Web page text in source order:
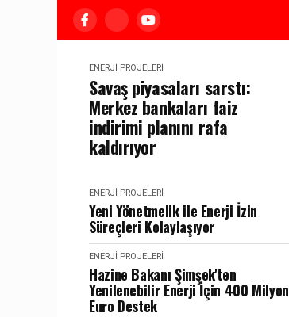
ENERJI PROJELERI
Savaş piyasaları sarstı:
Merkez bankaları faiz
indirimi planını rafa
kaldırıyor
ENERJI PROJELERI
Yeni Yönetmelik ile Enerji İzin
Süreçleri Kolaylaşıyor
ENERJI PROJELERI
Hazine Bakanı Şimşek'ten
Yenilenebilir Enerji İçin 400 Milyon
Euro Destek